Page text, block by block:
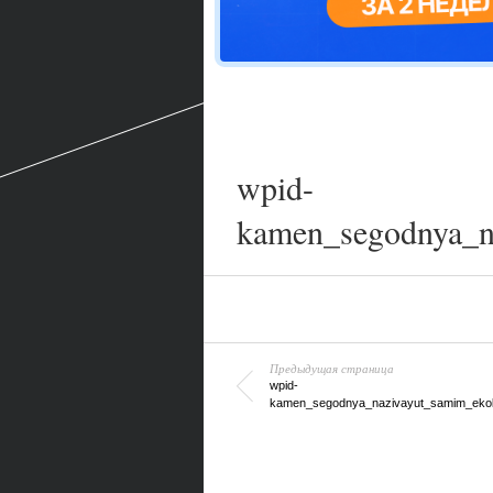
wpid-
Предыдущая страница
wpid-